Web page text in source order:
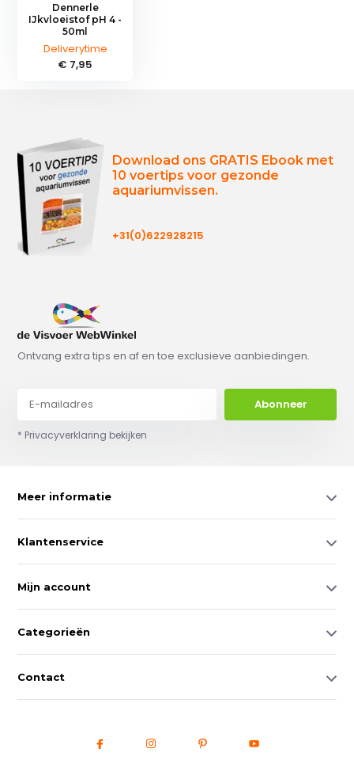
Dennerle
IJkvloeistof pH 4 -
50ml
Deliverytime
€ 7,95
Download ons GRATIS Ebook met
10 voertips voor gezonde
aquariumvissen.
+31(0)622928215
Ontvang extra tips en af en toe exclusieve aanbiedingen.
Abonneer
* Privacyverklaring bekijken
Meer informatie
Klantenservice
Mijn account
Categorieën
Contact